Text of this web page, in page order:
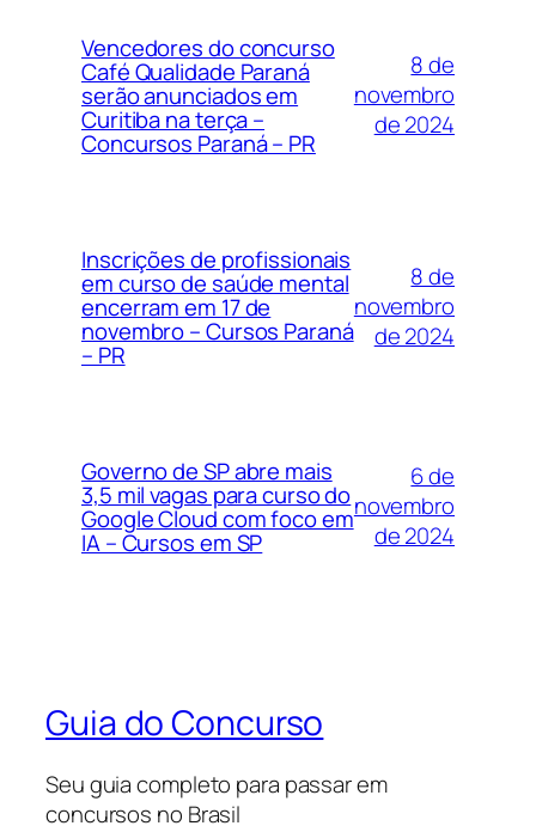
Vencedores do concurso
Café Qualidade Paraná
serão anunciados em
Curitiba na terça –
Concursos Paraná – PR
8 de
novembro
de 2024
Inscrições de profissionais
em curso de saúde mental
encerram em 17 de
novembro – Cursos Paraná
– PR
8 de
novembro
de 2024
Governo de SP abre mais
3,5 mil vagas para curso do
Google Cloud com foco em
IA – Cursos em SP
6 de
novembro
de 2024
Guia do Concurso
Seu guia completo para passar em
concursos no Brasil